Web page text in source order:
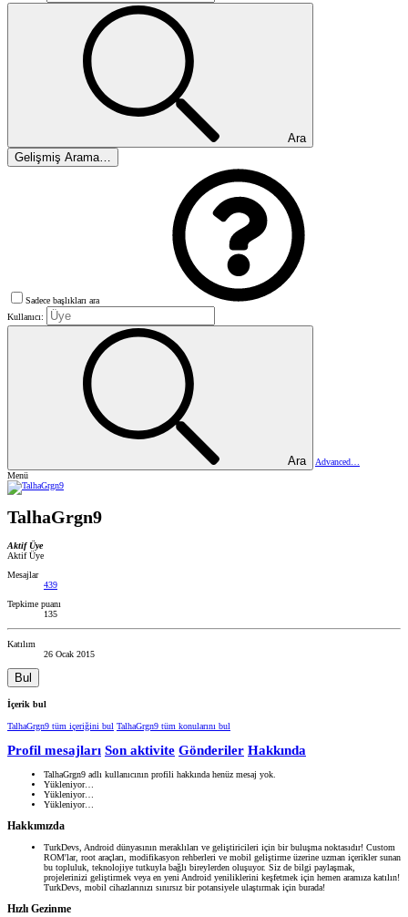
Ara
Gelişmiş Arama…
Sadece başlıkları ara
Kullanıcı:
Ara
Advanced…
Menü
TalhaGrgn9
Aktif Üye
Aktif Üye
Mesajlar
439
Tepkime puanı
135
Katılım
26 Ocak 2015
Bul
İçerik bul
TalhaGrgn9 tüm içeriğini bul TalhaGrgn9 tüm konularını bul
Profil mesajları Son aktivite Gönderiler Hakkında
TalhaGrgn9 adlı kullanıcının profili hakkında henüz mesaj yok.
Yükleniyor…
Yükleniyor…
Yükleniyor…
Hakkımızda
TurkDevs, Android dünyasının meraklıları ve geliştiricileri için bir buluşma noktasıdır! Custom
ROM'lar, root araçları, modifikasyon rehberleri ve mobil geliştirme üzerine uzman içerikler sunan
bu topluluk, teknolojiye tutkuyla bağlı bireylerden oluşuyor. Siz de bilgi paylaşmak,
projelerinizi geliştirmek veya en yeni Android yeniliklerini keşfetmek için hemen aramıza katılın!
TurkDevs, mobil cihazlarınızı sınırsız bir potansiyele ulaştırmak için burada!
Hızlı Gezinme